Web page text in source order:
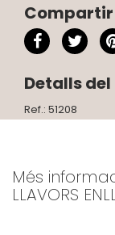
Detalls
Ref.: 51208
Més
LLAVORS